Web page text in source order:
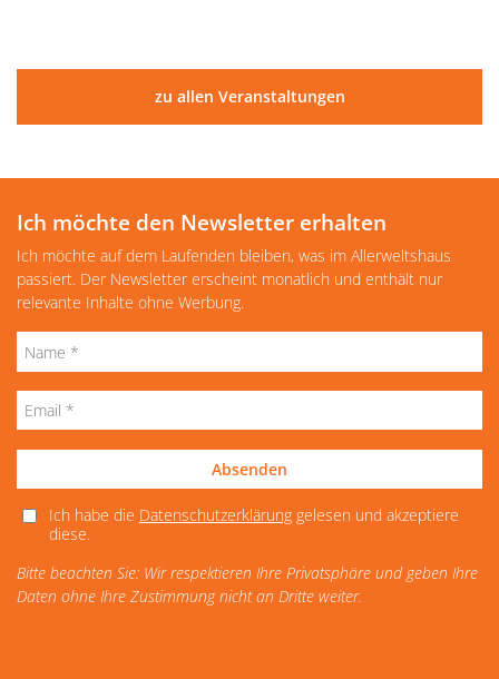
zu allen Veranstaltungen
Ich möchte den Newsletter erhalten
Ich möchte auf dem Laufenden bleiben, was im Allerweltshaus
passiert. Der Newsletter erscheint monatlich und enthält nur
relevante Inhalte ohne Werbung.
Absenden
Ich habe die Datenschutzerklärunggelesen und akzeptiere
diese.
Bitte beachten Sie: Wir respektieren Ihre Privatsphäre und geben Ihre
Daten ohne Ihre Zustimmung nicht an Dritte weiter.